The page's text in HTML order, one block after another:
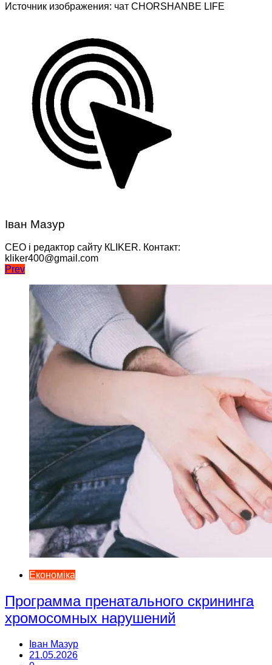
Источник изображения: чат CHORSHANBE LIFE
Іван Мазур
CEO і редактор сайту КLIKER. Контакт:
kliker400@gmail.com
Навігація
записів
Prev
Економіка
Программа пренатального скрининга
хромосомных нарушений
Іван Мазур
21.05.2026